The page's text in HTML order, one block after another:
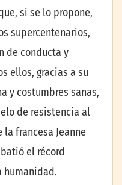
si se lo propone,
supercentenarios,
de conducta y
ellos, gracias a su
y costumbres sanas,
de resistencia al
francesa Jeanne
el récord
humanidad.